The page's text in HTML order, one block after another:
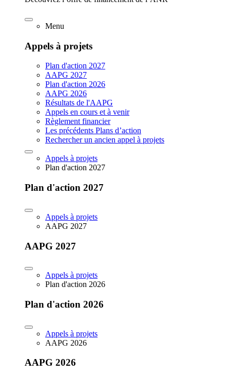
Menu
Appels à projets
Plan d'action 2027
AAPG 2027
Plan d'action 2026
AAPG 2026
Résultats de l'AAPG
Appels en cours et à venir
Règlement financier
Les précédents Plans d’action
Rechercher un ancien appel à projets
Appels à projets
Plan d'action 2027
Plan d'action 2027
Appels à projets
AAPG 2027
AAPG 2027
Appels à projets
Plan d'action 2026
Plan d'action 2026
Appels à projets
AAPG 2026
AAPG 2026